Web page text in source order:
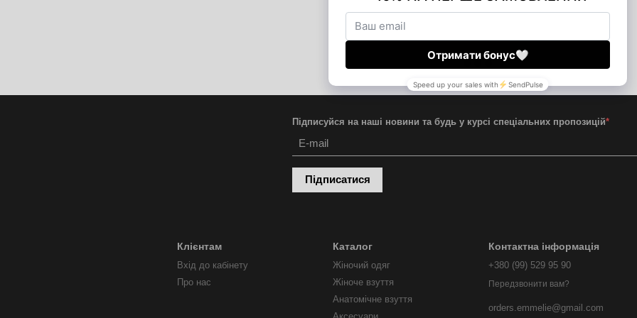
Підписуйся на наші новини та будь у курсі спеціальних пропозицій*
Підписатися
Клієнтам
Вхід до кабінету
Про нас
Каталог
Жіночий одяг
Жіноче взуття
Анатомічне взуття
Контактна інформація
+380 (99) 529 95 90
Передзвонити вам?
orders.emmelie@gmail.com